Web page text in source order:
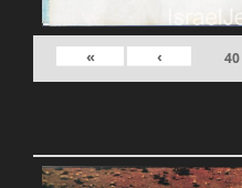
40
›
»